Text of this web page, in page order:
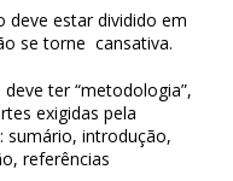
deve estar dividido em
se torne cansativa.
ter “metodologia”,
exigidas pela
sumário, introdução,
referências